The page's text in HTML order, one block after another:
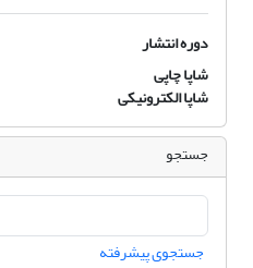
دوره انتشار
شاپا چاپی
شاپا الکترونیکی
جستجو
جستجوی پیشرفته